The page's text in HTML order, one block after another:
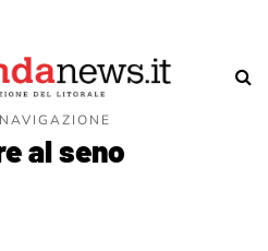
al seno